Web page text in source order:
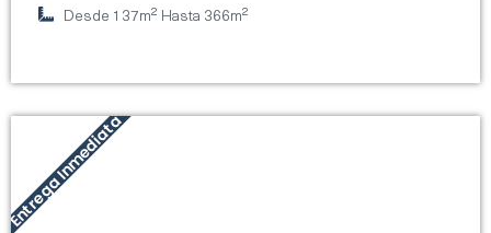
Desde 137m² Hasta 366m²
Entrega Inmediata